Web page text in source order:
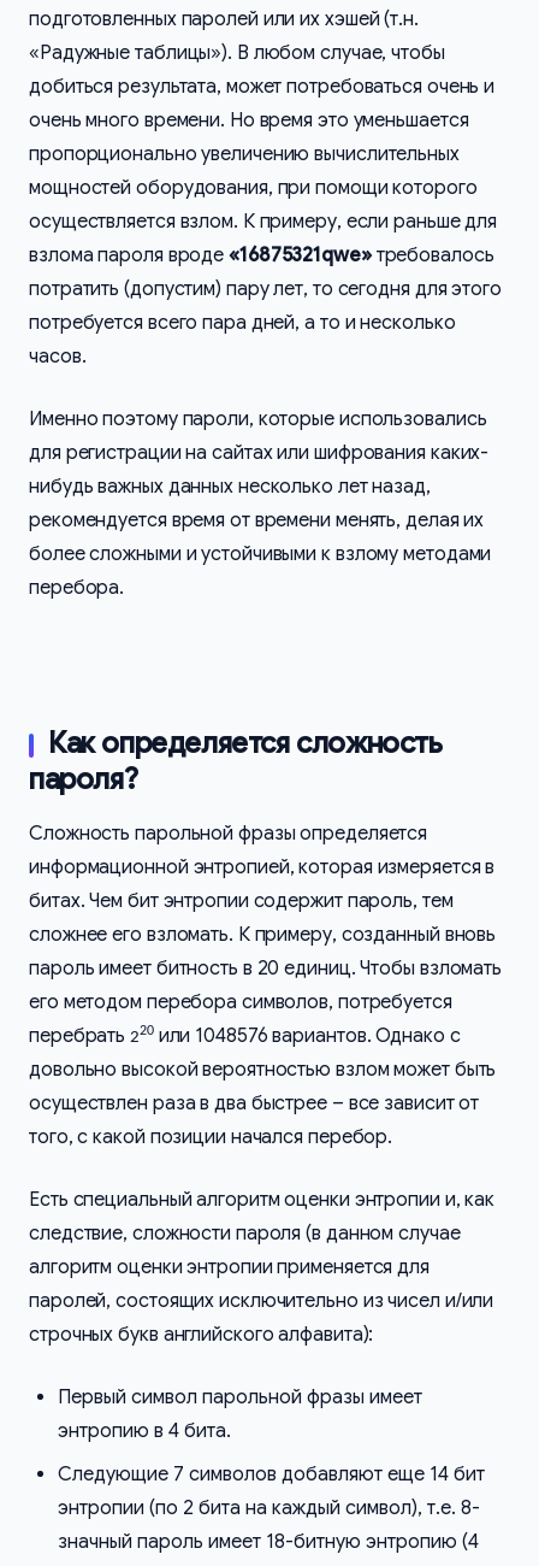
подготовленных паролей или их хэшей (т.н.
«Радужные таблицы»). В любом случае, чтобы
добиться результата, может потребоваться очень и
очень много времени. Но время это уменьшается
пропорционально увеличению вычислительных
мощностей оборудования, при помощи которого
осуществляется взлом. К примеру, если раньше для
взлома пароля вроде «16875321qwe»требовалось
потратить (допустим) пару лет, то сегодня для этого
потребуется всего пара дней, а то и несколько
часов.
Именно поэтому пароли, которые использовались
для регистрации на сайтах или шифрования каких-
нибудь важных данных несколько лет назад,
рекомендуется время от времени менять, делая их
более сложными и устойчивыми к взлому методами
перебора.
Как определяется сложность
пароля?
Сложность парольной фразы определяется
информационной энтропией, которая измеряется в
битах. Чем бит энтропии содержит пароль, тем
сложнее его взломать. К примеру, созданный вновь
пароль имеет битность в 20 единиц. Чтобы взломать
его методом перебора символов, потребуется
перебрать 220или 1048576 вариантов. Однако с
довольно высокой вероятностью взлом может быть
осуществлен раза в два быстрее – все зависит от
того, с какой позиции начался перебор.
Есть специальный алгоритм оценки энтропии и, как
следствие, сложности пароля (в данном случае
алгоритм оценки энтропии применяется для
паролей, состоящих исключительно из чисел и/или
строчных букв английского алфавита):
Первый символ парольной фразы имеет
энтропию в 4 бита.
Следующие 7 символов добавляют еще 14 бит
энтропии (по 2 бита на каждый символ), т.е. 8-
значный пароль имеет 18-битную энтропию (4